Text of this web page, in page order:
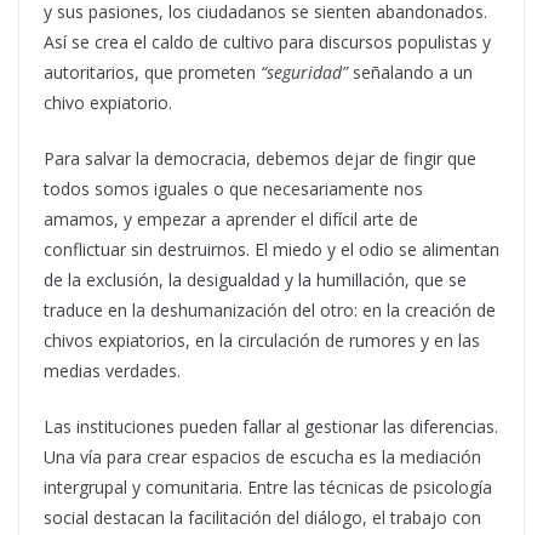
y sus pasiones, los ciudadanos se sienten abandonados.
Así se crea el caldo de cultivo para discursos populistas y
autoritarios, que prometen “seguridad”señalando a un
chivo expiatorio.
Para salvar la democracia, debemos dejar de fingir que
todos somos iguales o que necesariamente nos
amamos, y empezar a aprender el difícil arte de
conflictuar sin destruirnos. El miedo y el odio se alimentan
de la exclusión, la desigualdad y la humillación, que se
traduce en la deshumanización del otro: en la creación de
chivos expiatorios, en la circulación de rumores y en las
medias verdades.
Las instituciones pueden fallar al gestionar las diferencias.
Una vía para crear espacios de escucha es la mediación
intergrupal y comunitaria. Entre las técnicas de psicología
social destacan la facilitación del diálogo, el trabajo con